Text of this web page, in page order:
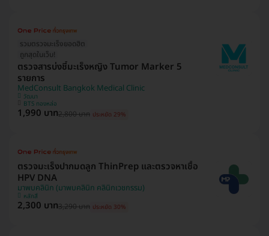
รวมตรวจมะเร็งยอดฮิต
ถูกสุดในเว็บ!
ตรวจสารบ่งชี้มะเร็งหญิง Tumor Marker 5
รายการ
MedConsult Bangkok Medical Clinic
วัฒนา
BTS ทองหล่อ
1,990 บาท2,800 บาท ประหยัด 29%
ตรวจมะเร็งปากมดลูก ThinPrep และตรวจหาเชื้อ
HPV DNA
มาพบคลินิก (มาพบคลินิก คลินิกเวชกรรม)
หลักสี่
2,300 บาท3,290 บาท ประหยัด 30%